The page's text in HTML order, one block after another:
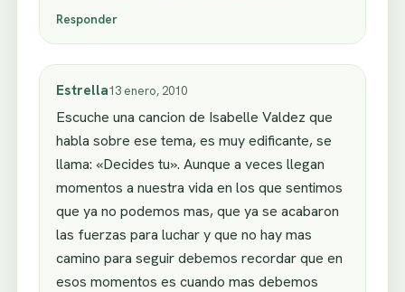
Responder
Estrella13 enero, 2010
Escuche una cancion de Isabelle Valdez que
habla sobre ese tema, es muy edificante, se
llama: «Decides tu». Aunque a veces llegan
momentos a nuestra vida en los que sentimos
que ya no podemos mas, que ya se acabaron
las fuerzas para luchar y que no hay mas
camino para seguir debemos recordar que en
esos momentos es cuando mas debemos